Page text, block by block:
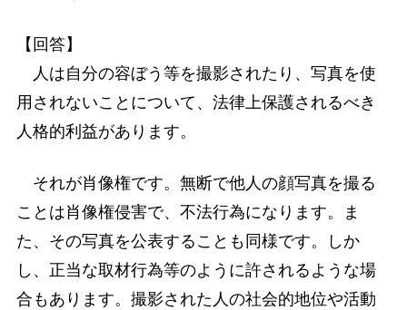
【回答】
人は自分の容ぼう等を撮影されたり、写真を使
用されないことについて、法律上保護されるべき
人格的利益があります。
それが肖像権です。無断で他人の顔写真を撮る
ことは肖像権侵害で、不法行為になります。ま
た、その写真を公表することも同様です。しか
し、正当な取材行為等のように許されるような場
合もあります。撮影された人の社会的地位や活動